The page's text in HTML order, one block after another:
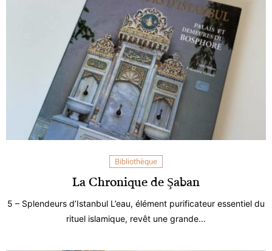
Bibliothèque
La Chronique de Şaban
5 – Splendeurs d’Istanbul L’eau, élément purificateur essentiel du
rituel islamique, revêt une grande…